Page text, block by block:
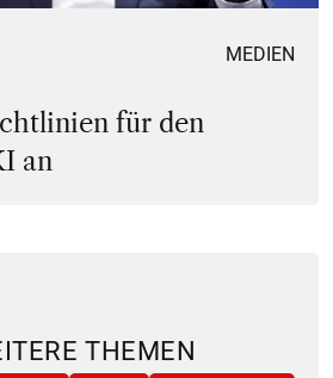
MEDIEN
für den
an
THEMEN